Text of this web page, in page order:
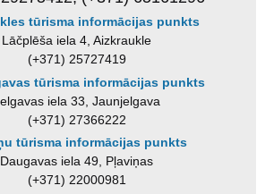
tūrisma informācijas punkts
Lāčplēša iela 4, Aizkraukle
(+371) 25727419
tūrisma informācijas punkts
iela 33, Jaunjelgava
(+371) 27366222
tūrisma informācijas punkts
Daugavas iela 49, Pļaviņas
(+371) 22000981